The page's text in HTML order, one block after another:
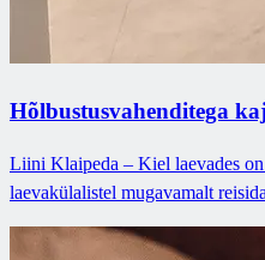
Hõlbustusvahenditega
Liini Klaipeda – Kiel laevades
laevakülalistel mugavamalt